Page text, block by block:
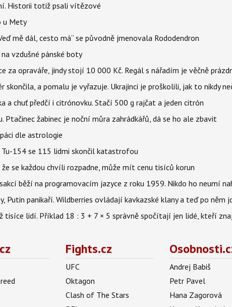
Historii totiž psali vítězové
u Mety
mě dál, cesto má“ se původně jmenovala Rododendron
vzdušné pánské boty
za opraváře, jindy stojí 10 000 Kč. Regál s nářadím je věčně
a pomalu je vyřazuje. Ukrajinci je proškolili, jak to nikdy
a chuť předčí i citrónovku. Stačí 500 g rajčat a jeden citrón
Ptačinec žabinec je noční můra zahrádkářů, dá se ho ale zbavit
dle astrologie
154 se 115 lidmi skončil katastrofou
se každou chvíli rozpadne, může mít cenu tisíců korun
běží na programovacím jazyce z roku 1959. Nikdo ho neumí
Putin panikaří. Wildberries ovládají kavkazské klany a teď po něm
tisíce lidí. Příklad 18 : 3 + 7 × 5 správně spočítají jen lidé, kteří
Fights.cz
UFC
Oktagon
Clash of The Stars
Andrej Babiš
Petr Pavel
Hana Zagorová